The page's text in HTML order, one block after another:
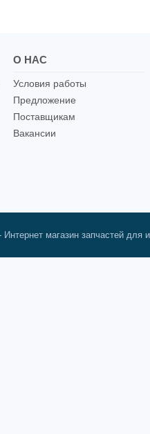
О НАС
Условия работы
Предложение
Поставщикам
Вакансии
магазин запчастей для